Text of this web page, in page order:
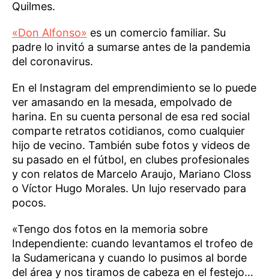
Quilmes.
«Don Alfonso» es un comercio familiar. Su
padre lo invitó a sumarse antes de la pandemia
del coronavirus.
En el Instagram del emprendimiento se lo puede
ver amasando en la mesada, empolvado de
harina. En su cuenta personal de esa red social
comparte retratos cotidianos, como cualquier
hijo de vecino. También sube fotos y videos de
su pasado en el fútbol, en clubes profesionales
y con relatos de Marcelo Araujo, Mariano Closs
o Víctor Hugo Morales. Un lujo reservado para
pocos.
«Tengo dos fotos en la memoria sobre
Independiente: cuando levantamos el trofeo de
la Sudamericana y cuando lo pusimos al borde
del área y nos tiramos de cabeza en el festejo…